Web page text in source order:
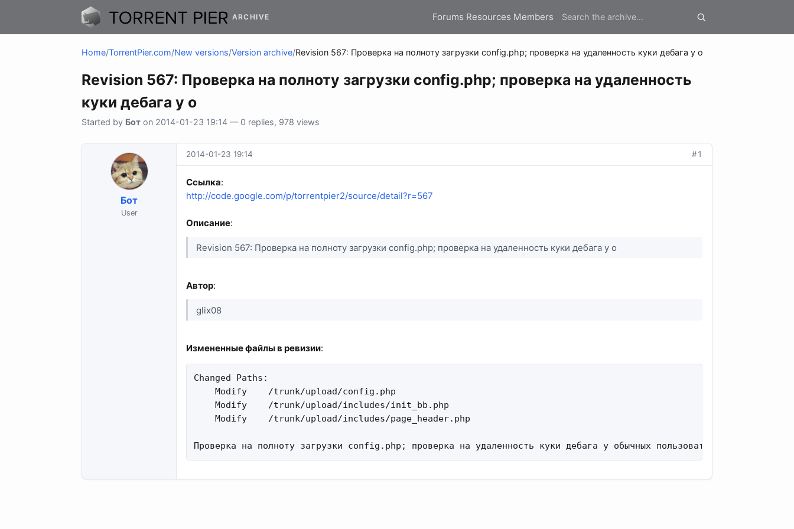
ARCHIVE Forums Resources Members
Home/TorrentPier.com/New versions/Version archive/Revision 567: Проверка на полноту загрузки config.php; проверка на удаленность куки дебага у о
Revision 567: Проверка на полноту загрузки config.php; проверка на удаленность
куки дебага у о
Started by Бот on 2014-01-23 19:14 — 0 replies, 978 views
Бот
User
2014-01-23 19:14 #1
Ссылка:
http://code.google.com/p/torrentpier2/source/detail?r=567
Описание:
Revision 567: Проверка на полноту загрузки config.php; проверка на удаленность куки дебага у о
Автор:
glix08
Измененные файлы в ревизии:
Changed Paths:
    Modify    /trunk/upload/config.php
    Modify    /trunk/upload/includes/init_bb.php
    Modify    /trunk/upload/includes/page_header.php
Проверка на полноту загрузки config.php; проверка на удаленность куки дебага у обычных пользователей; фикс